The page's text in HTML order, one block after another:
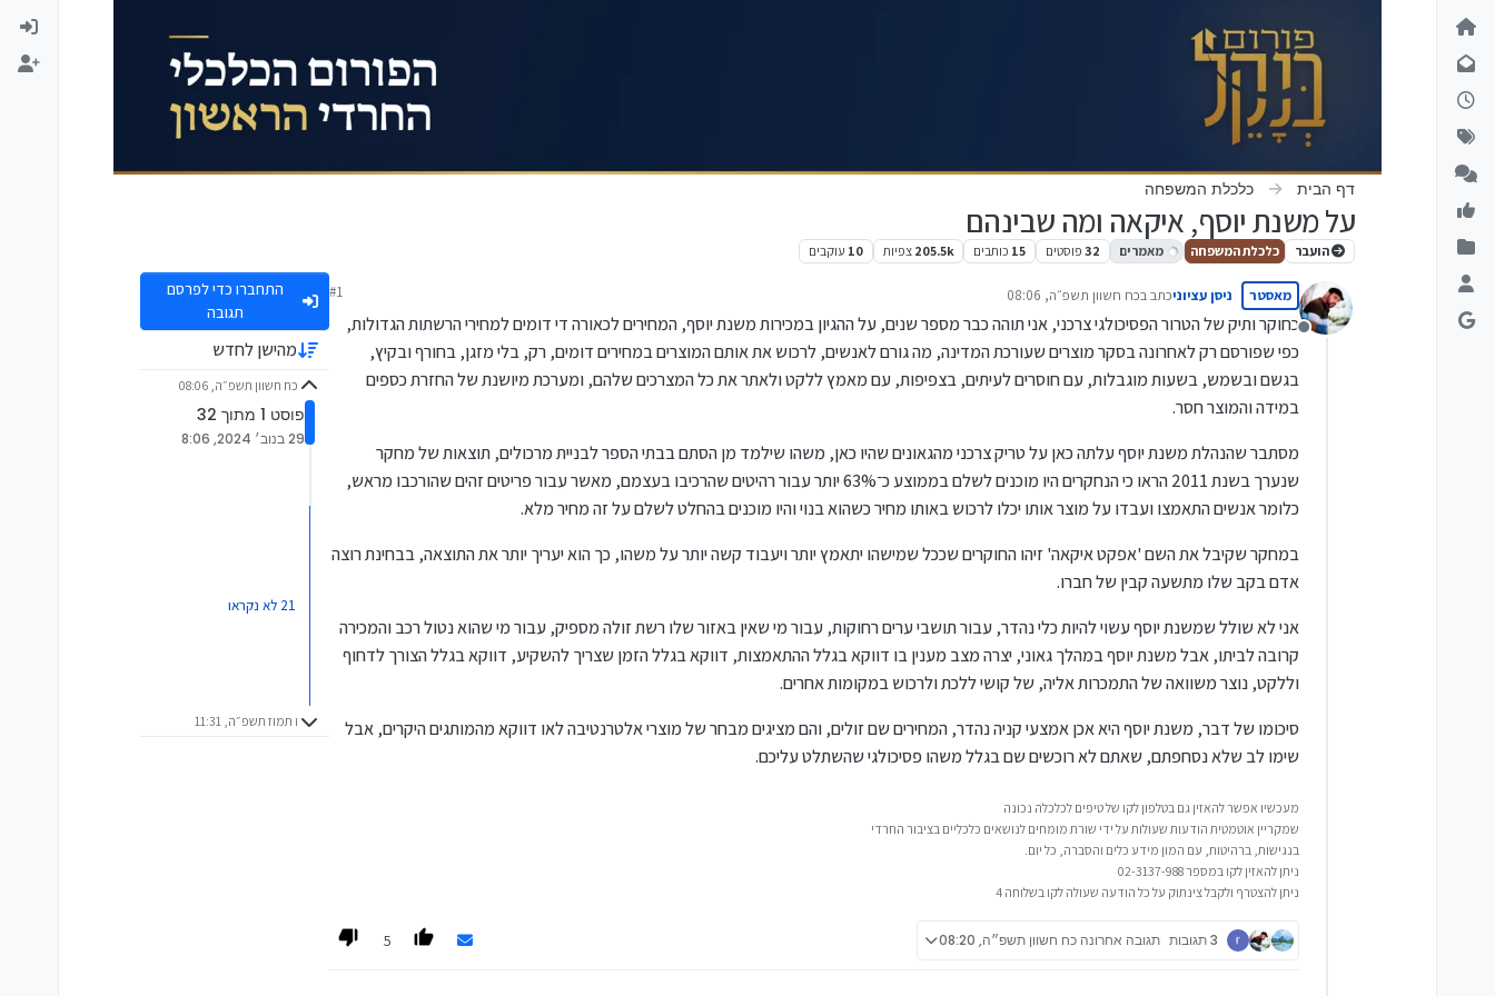
דילוג לתוכן
דף הבית כלכלת המשפחה
על משנת יוסף, איקאה ומה שבינהם
הועבר כלכלת המשפחה מאמרים 32 פוסטים 15 כותבים 205.5k צפיות 10 עוקבים
מנותק
מאסטר ניסן עציוניכתב בכח חשוון תשפ״ה, 08:06
נערך לאחרונה על ידי
#1
כחוקר ותיק של הטרור הפסיכולגי צרכני, אני תוהה כבר מספר שנים, על ההגיון במכירות משנת יוסף, המחירים לכאורה די דומים למחירי הרשתות הגדולות,
כפי שפורסם רק לאחרונה בסקר מוצרים שעורכת המדינה, מה גורם לאנשים, לרכוש את אותם המוצרים במחירים דומים, רק, בלי מזגן, בחורף ובקיץ,
בגשם ובשמש, בשעות מוגבלות, עם חוסרים לעיתים, בצפיפות, עם מאמץ ללקט ולאתר את כל המצרכים שלהם, ומערכת מיושנת של החזרת כספים
במידה והמוצר חסר.
מסתבר שהנהלת משנת יוסף עלתה כאן על טריק צרכני מהגאונים שהיו כאן, משהו שילמד מן הסתם בבתי הספר לבניית מרכולים, תוצאות של מחקר
שנערך בשנת 2011 הראו כי הנחקרים היו מוכנים לשלם בממוצע כ־63% יותר עבור רהיטים שהרכיבו בעצמם, מאשר עבור פריטים זהים שהורכבו מראש,
כלומר אנשים התאמצו ועבדו על מוצר אותו יכלו לרכוש באותו מחיר כשהוא בנוי והיו מוכנים בהחלט לשלם על זה מחיר מלא.
במחקר שקיבל את השם 'אפקט איקאה' זיהו החוקרים שככל שמישהו יתאמץ יותר ויעבוד קשה יותר על משהו, כך הוא יעריך יותר את התוצאה, בבחינת רוצה
אדם בקב שלו מתשעה קבין של חברו.
אני לא שולל שמשנת יוסף עשוי להיות כלי נהדר, עבור תושבי ערים רחוקות, עבור מי שאין באזור שלו רשת זולה מספיק, עבור מי שהוא נטול רכב והמכירה
קרובה לביתו, אבל משנת יוסף במהלך גאוני, יצרה מצב מענין בו דווקא בגלל ההתאמצות, דווקא בגלל הזמן שצריך להשקיע, דווקא בגלל הצורך לדחוף
וללקט, נוצר משוואה של התמכרות אליה, של קושי ללכת ולרכוש במקומות אחרים.
סיכומו של דבר, משנת יוסף היא אכן אמצעי קניה נהדר, המחירים שם זולים, והם מציגים מבחר של מוצרי אלטרנטיבה לאו דווקא מהמותגים היקרים, אבל
שימו לב שלא נסחפתם, שאתם לא רוכשים שם בגלל משהו פסיכולגי שהשתלט עליכם.
מעכשיו אפשר להאזין גם בטלפון לקו של טיפים לכלכלה נכונה
שמקריין אוטמטית הודעות שעולות על ידי שורת מומחים לנושאים כלכליים בציבור החרדי
בנגישות, ברהיטות, עם המון מידע כלים והסברה, כל יום.
ניתן להאזין לקו במספר 02-3137-988
ניתן להצטרף ולקבל צינתוק על כל הודעה שעולה לקו בשלוחה 4
3 תגובות תגובה אחרונה כח חשוון תשפ״ה, 08:20 5
התחברו כדי לפרסם
תגובה
מהישן לחדש
כח חשוון תשפ״ה, 08:06
פוסט 1 מתוך 32
29 בנוב׳ 2024, 8:06
21 לא נקראו
ו תמוז תשפ״ה, 11:31